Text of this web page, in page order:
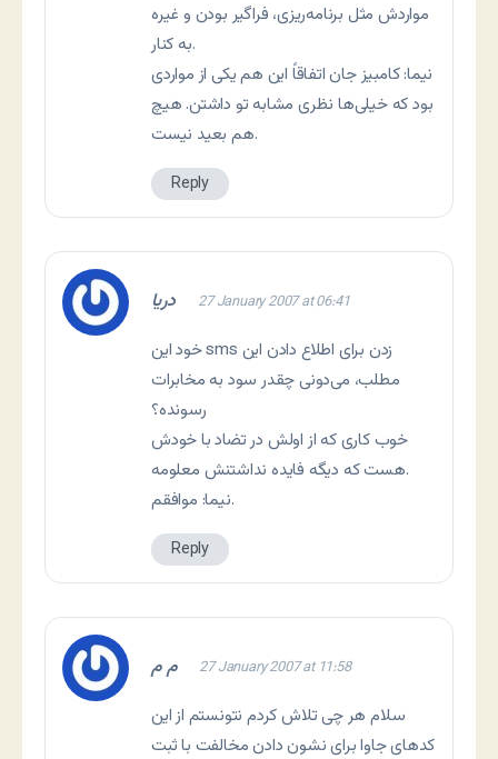
مواردش مثل برنامه‌ریزی، فراگیر بودن و غیره
به کنار.
نیما: کامبیز جان اتفاقاً این هم یکی از مواردی
بود که خیلی‌ها نظری مشابه تو داشتن. هیچ
هم بعید نیست.
Reply
دریا 27 January 2007 at 06:41
خود این sms زدن برای اطلاع دادن این
مطلب، می‌دونی چقدر سود به مخابرات
رسونده؟
خوب کاری که از اولش در تضاد با خودش
هست که دیگه فایده نداشتنش معلومه.
نیما: موافقم.
Reply
م م 27 January 2007 at 11:58
سلام هر چی تلاش کردم نتونستم از این
کدهای جاوا برای نشون دادن مخالفت با ثبت